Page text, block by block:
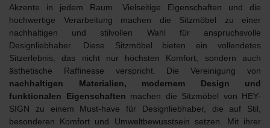
Akzente in jedem Raum. Vielseitige Eigenschaften und die
hochwertige Verarbeitung machen die Sitzmöbel zu einer
nachhaltigen und stilvollen Wahl für anspruchsvolle
Designliebhaber. Diese Sitzmöbel bieten ein vollendetes
Sitzerlebnis, das nicht nur höchsten Komfort, sondern auch
ästhetische Raffinesse verspricht. Die Vereinigung von
nachhaltigen Materialien, modernem Design und
funktionalen Eigenschaften machen die Sitzmöbel von HEY-
SIGN zu einem Must-have für Designliebhaber, die auf Stil,
besonderen Komfort und Umweltbewusstsein setzen. Mit ihrer